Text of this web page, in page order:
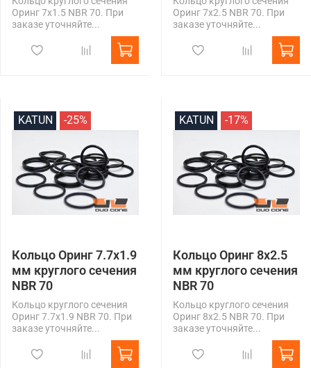
Оринг 7x1.5 NBR 70. При
заказе уточняйте...
Оринг 7x2.5 NBR 70. При
заказе уточняйте...
KATUN -25%
Кольцо Оринг 7.7x1.9
мм круглого сечения
NBR 70
Кольцо круглого сечения
Оринг 7.7x1.9 NBR 70. При
заказе уточняйте...
KATUN -17%
Кольцо Оринг 8x2.5
мм круглого сечения
NBR 70
Кольцо круглого сечения
Оринг 8x2.5 NBR 70. При
заказе уточняйте...